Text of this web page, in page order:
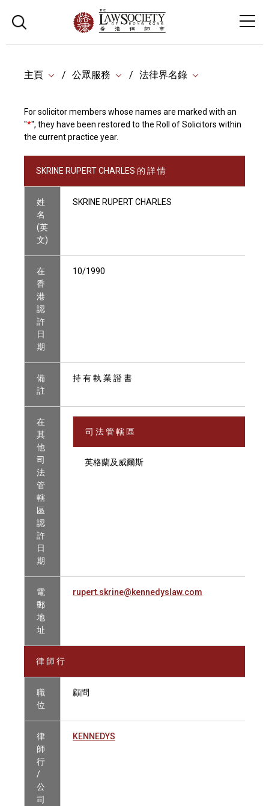
主頁 公眾服務 法律界名錄
For solicitor members whose names are marked with an
"*", they have been restored to the Roll of Solicitors within
the current practice year.
SKRINE RUPERT CHARLES 的 詳 情
姓
名
(英
文)
SKRINE RUPERT CHARLES
在
香
港
認
許
日
期
10/1990
備
註
持 有 執 業 證 書
在
其
他
司
法
管
轄
區
認
許
日
期
司 法 管 轄 區
英格蘭及威爾斯
電
郵
地
址
rupert.skrine@kennedyslaw.com
律 師 行
職
位
顧問
律
師
行
/
公
司
KENNEDYS